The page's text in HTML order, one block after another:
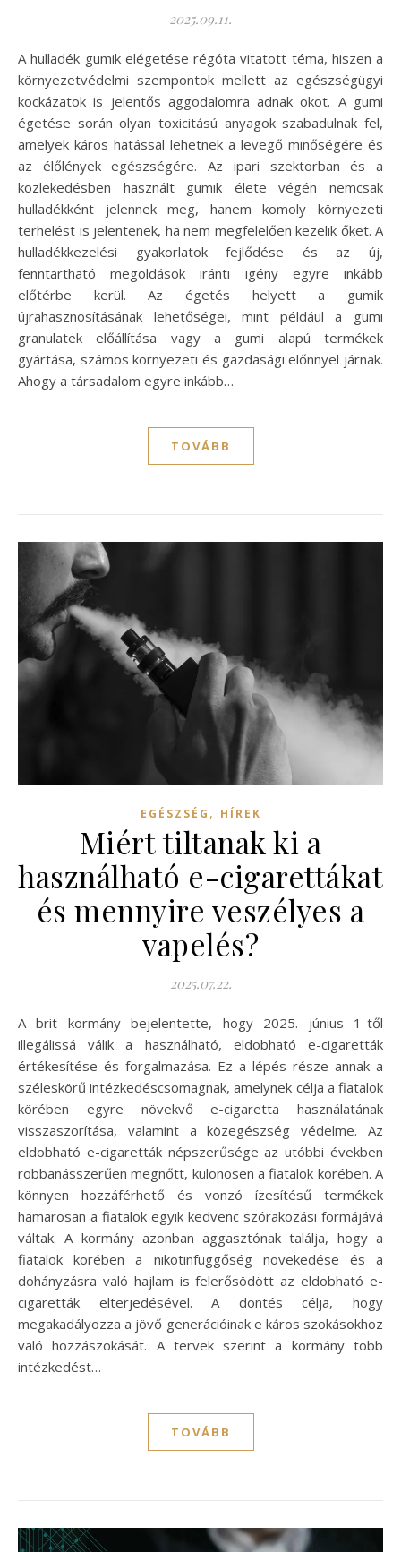
2025.09.11.
A hulladék gumik elégetése régóta vitatott téma, hiszen a
környezetvédelmi szempontok mellett az egészségügyi
kockázatok is jelentős aggodalomra adnak okot. A gumi
égetése során olyan toxicitású anyagok szabadulnak fel,
amelyek káros hatással lehetnek a levegő minőségére és
az élőlények egészségére. Az ipari szektorban és a
közlekedésben használt gumik élete végén nemcsak
hulladékként jelennek meg, hanem komoly környezeti
terhelést is jelentenek, ha nem megfelelően kezelik őket. A
hulladékkezelési gyakorlatok fejlődése és az új,
fenntartható megoldások iránti igény egyre inkább
előtérbe kerül. Az égetés helyett a gumik
újrahasznosításának lehetőségei, mint például a gumi
granulatek előállítása vagy a gumi alapú termékek
gyártása, számos környezeti és gazdasági előnnyel járnak.
Ahogy a társadalom egyre inkább…
TOVÁBB
EGÉSZSÉG , HÍREK
Miért tiltanak ki a
használható e-cigarettákat
és mennyire veszélyes a
vapelés?
2025.07.22.
A brit kormány bejelentette, hogy 2025. június 1-től
illegálissá válik a használható, eldobható e-cigaretták
értékesítése és forgalmazása. Ez a lépés része annak a
széleskörű intézkedéscsomagnak, amelynek célja a fiatalok
körében egyre növekvő e-cigaretta használatának
visszaszorítása, valamint a közegészség védelme. Az
eldobható e-cigaretták népszerűsége az utóbbi években
robbanásszerűen megnőtt, különösen a fiatalok körében. A
könnyen hozzáférhető és vonzó ízesítésű termékek
hamarosan a fiatalok egyik kedvenc szórakozási formájává
váltak. A kormány azonban aggasztónak találja, hogy a
fiatalok körében a nikotinfüggőség növekedése és a
dohányzásra való hajlam is felerősödött az eldobható e-
cigaretták elterjedésével. A döntés célja, hogy
megakadályozza a jövő generációinak e káros szokásokhoz
való hozzászokását. A tervek szerint a kormány több
intézkedést…
TOVÁBB